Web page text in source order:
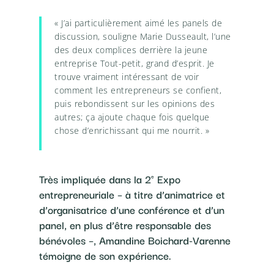
« J’ai particulièrement aimé les panels de
discussion, souligne Marie Dusseault, l’une
des deux complices derrière la jeune
entreprise Tout-petit, grand d’esprit. Je
trouve vraiment intéressant de voir
comment les entrepreneurs se confient,
puis rebondissent sur les opinions des
autres; ça ajoute chaque fois quelque
chose d’enrichissant qui me nourrit. »
Très impliquée dans la 2e Expo
entrepreneuriale – à titre d’animatrice et
d’organisatrice d’une conférence et d’un
panel, en plus d’être responsable des
bénévoles –, Amandine Boichard-Varenne
témoigne de son expérience.